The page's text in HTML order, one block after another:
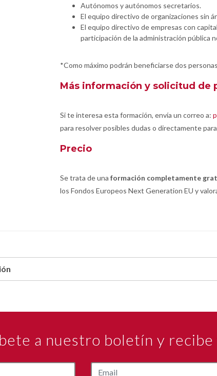
Autónomos y autónomos secretarios.
El equipo directivo de organizaciones sin
El equipo directivo de empresas con
participación de la administración pública
*Como máximo podrán beneficiarse dos
Más información y solicitud de
Si te interesa esta formación, envía un correo a:
para resolver posibles dudas o directamente
Precio
Se trata de una formación completamente
los Fondos Europeos Next Generation EU y
a nuestro boletín y recibe